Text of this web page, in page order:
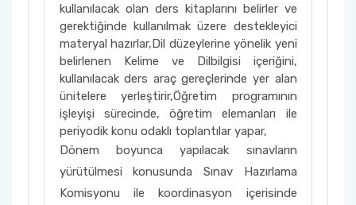
kullanılacak olan ders kitaplarını belirler ve
gerektiğinde kullanılmak üzere destekleyici
materyal hazırlar,Dil düzeylerine yönelik yeni
belirlenen Kelime ve Dilbilgisi içeriğini,
kullanılacak ders araç gereçlerinde yer alan
ünitelere yerleştirir,Öğretim programının
işleyişi sürecinde, öğretim elemanları ile
periyodik konu odaklı toplantılar yapar,
Dönem boyunca yapılacak sınavların
yürütülmesi konusunda Sınav Hazırlama
Komisyonu ile koordinasyon içerisinde